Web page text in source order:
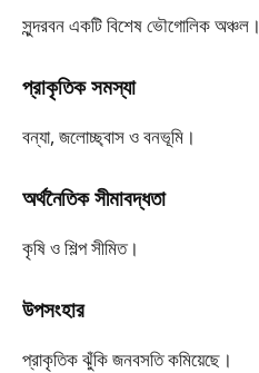
সুন্দরবন একটি বিশেষ ভৌগোলিক অঞ্চল।
প্রাকৃতিক সমস্যা
বন্যা, জলোচ্ছ্বাস ও বনভূমি।
অর্থনৈতিক সীমাবদ্ধতা
কৃষি ও শিল্প সীমিত।
উপসংহার
প্রাকৃতিক ঝুঁকি জনবসতি কমিয়েছে।